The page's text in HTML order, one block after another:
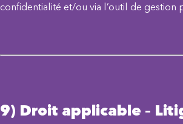
confidentialité et/ou via l’outil de gestion
9) Droit applicable –